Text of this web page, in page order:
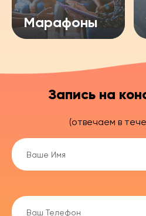
Марафоны
Запись на
(отвечаем в